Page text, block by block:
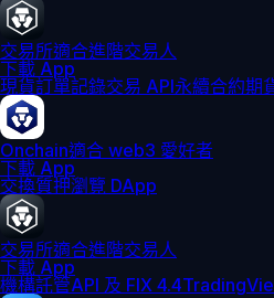
交易所適合進階交易人
下載 App
現貨訂單記錄交易 API永續合約期
Onchain適合 web3 愛好者
下載 App
交換質押瀏覽 DApp
交易所適合進階交易人
下載 App
機構託管API 及 FIX 4.4